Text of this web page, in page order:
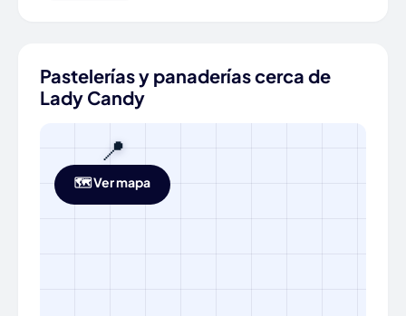
Pastelerías y panaderías cerca de
Lady Candy
📍
🗺️ Ver mapa